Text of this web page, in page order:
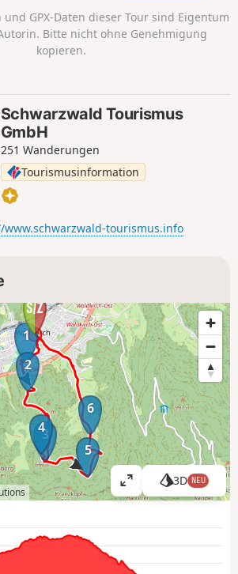
GPX-Daten dieser Tour sind Eigentum
Bitte nicht ohne Genehmigung
kopieren.
Schwarzwald Tourismus
GmbH
251 Wanderungen
Tourismusinformation
www.schwarzwald-tourismus.info
1
2
3
4
5
6
K
a
g
3D NEU